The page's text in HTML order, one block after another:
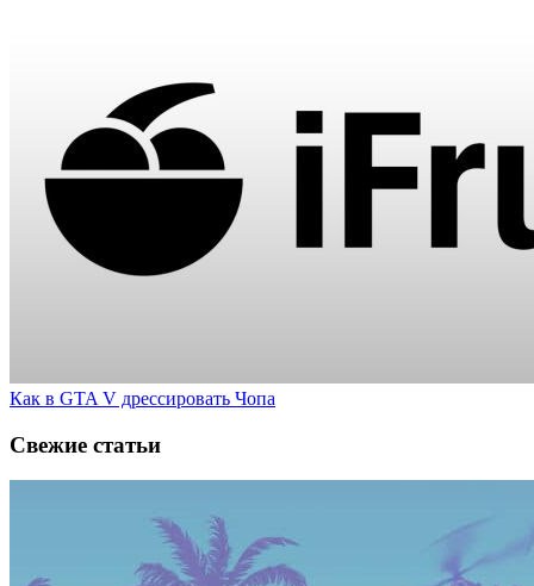
Как в GTA V дрессировать Чопа
Свежие статьи